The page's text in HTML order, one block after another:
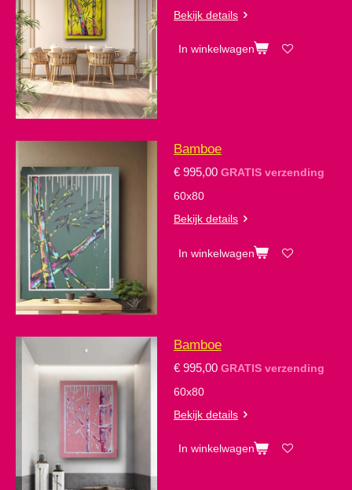
Bekijk details
In winkelwagen
Bamboe
€ 995,00 GRATIS verzending
60x80
Bekijk details
In winkelwagen
Bamboe
€ 995,00 GRATIS verzending
60x80
Bekijk details
In winkelwagen